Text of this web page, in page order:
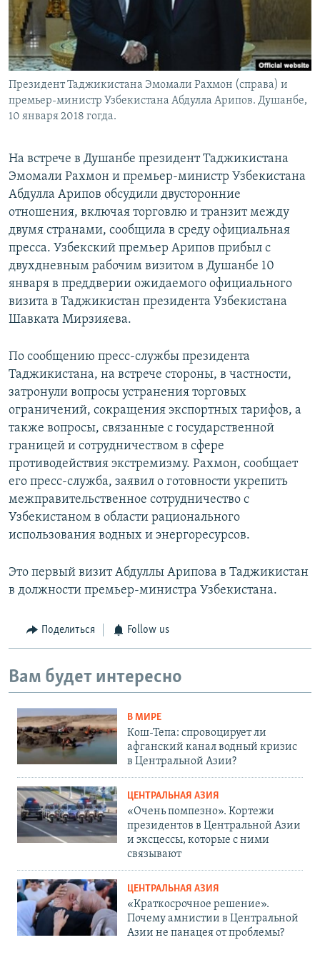
Президент Таджикистана Эмомали Рахмон (справа) и
премьер-министр Узбекистана Абдулла Арипов. Душанбе,
10 января 2018 гогда.
На встрече в Душанбе президент Таджикистана
Эмомали Рахмон и премьер-министр Узбекистана
Абдулла Арипов обсудили двусторонние
отношения, включая торговлю и транзит между
двумя странами, сообщила в среду официальная
пресса. Узбекский премьер Арипов прибыл с
двухдневным рабочим визитом в Душанбе 10
января в преддверии ожидаемого официального
визита в Таджикистан президента Узбекистана
Шавката Мирзияева.
По сообщению пресс-службы президента
Таджикистана, на встрече стороны, в частности,
затронули вопросы устранения торговых
ограничений, сокращения экспортных тарифов, а
также вопросы, связанные с государственной
границей и сотрудничеством в сфере
противодействия экстремизму. Рахмон, сообщает
его пресс-служба, заявил о готовности укрепить
межправительственное сотрудничество с
Узбекистаном в области рационального
использования водных и энергоресурсов.
Это первый визит Абдуллы Арипова в Таджикистан
в должности премьер-министра Узбекистана.
Поделиться Follow us
Вам будет интересно
В МИРЕ
Кош-Тепа: спровоцирует ли
афганский канал водный кризис
в Центральной Азии?
ЦЕНТРАЛЬНАЯ АЗИЯ
«Очень помпезно». Кортежи
президентов в Центральной Азии
и эксцессы, которые с ними
связывают
ЦЕНТРАЛЬНАЯ АЗИЯ
«Краткосрочное решение».
Почему амнистии в Центральной
Азии не панацея от проблемы?